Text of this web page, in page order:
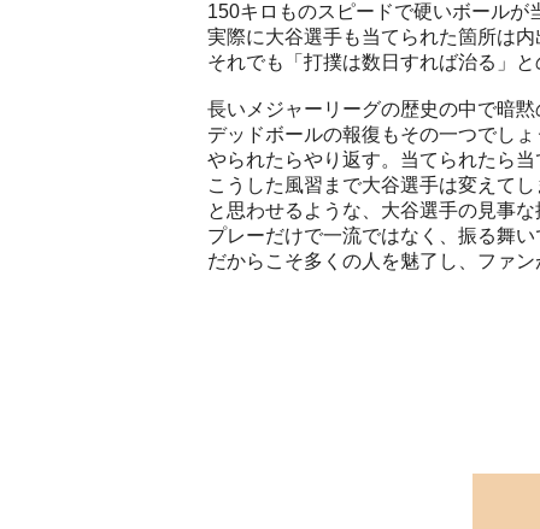
150キロものスピードで硬いボール
実際に大谷選手も当てられた箇所は
それでも「打撲は数日すれば治る」
長いメジャーリーグの歴史の中で暗
デッドボールの報復もその一つでしょ
やられたらやり返す。当てられたら当
こうした風習まで大谷選手は変えて
と思わせるような、大谷選手の見事
プレーだけで一流ではなく、振る舞
だからこそ多くの人を魅了し、ファ